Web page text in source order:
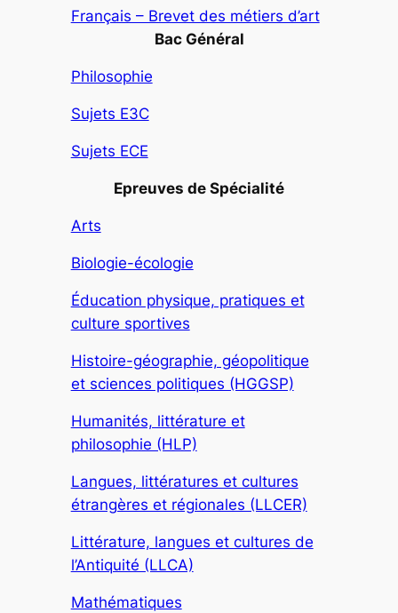
Français – Brevet des métiers d’art
Bac Général
Philosophie
Sujets E3C
Sujets ECE
Epreuves de Spécialité
Arts
Biologie-écologie
Éducation physique, pratiques et
culture sportives
Histoire-géographie, géopolitique
et sciences politiques (HGGSP)
Humanités, littérature et
philosophie (HLP)
Langues, littératures et cultures
étrangères et régionales (LLCER)
Littérature, langues et cultures de
l’Antiquité (LLCA)
Mathématiques